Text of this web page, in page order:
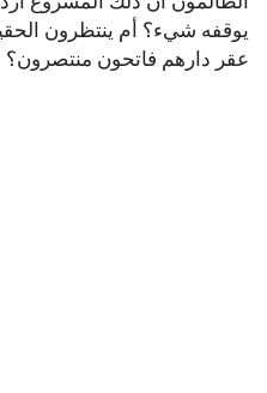
يوقفه شيء؟ أم ينتظرون
عقر دارهم فاتحون منتصرون؟